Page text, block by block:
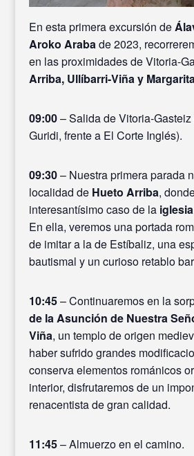
En esta primera excursión de
Aroko Arabade 2023,
en las proximidades de Vitoria-
Arriba, Ullíbarri-Viña y
09:00– Salida de Vitoria-
Guridi, frente a El Corte Inglés).
09:30– Nuestra primera parada
localidad de Hueto Arriba,
interesantísimo caso de la
En ella, veremos una portada
de imitar a la de Estíbaliz, una
bautismal y un curioso retablo
10:45– Continuaremos en la
de la Asunción de Nuestra
Viña, un templo de origen
haber sufrido grandes
conserva elementos románicos
interior, disfrutaremos de un
renacentista de gran calidad.
11:45– Almuerzo en el camino.